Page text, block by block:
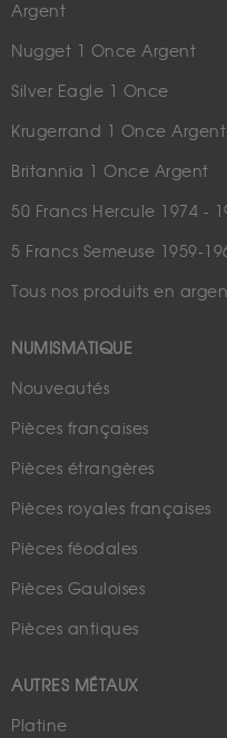
Argent
Nugget 1 Once Argent
Silver Eagle 1 Once
Krugerrand 1 Once Argent
Britannia 1 Once Argent
50 Francs Hercule 1974 -
5 Francs Semeuse 1959-
Tous nos produits en
NUMISMATIQUE
Nouveautés
Pièces françaises
Pièces étrangères
Pièces royales françaises
Pièces féodales
Pièces Gauloises
Pièces antiques
AUTRES MÉTAUX
Platine